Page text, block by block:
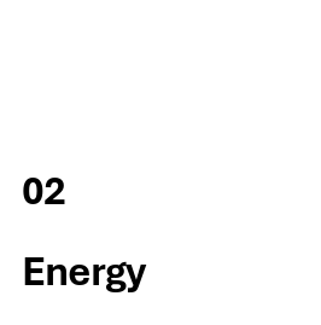
02
Energy